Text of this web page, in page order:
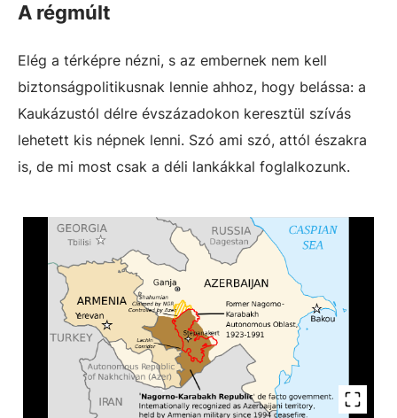
A régmúlt
Elég a térképre nézni, s az embernek nem kell
biztonságpolitikusnak lennie ahhoz, hogy belássa: a
Kaukázustól délre évszázadokon keresztül szívás
lehetett kis népnek lenni. Szó ami szó, attól északra
is, de mi most csak a déli lankákkal foglalkozunk.